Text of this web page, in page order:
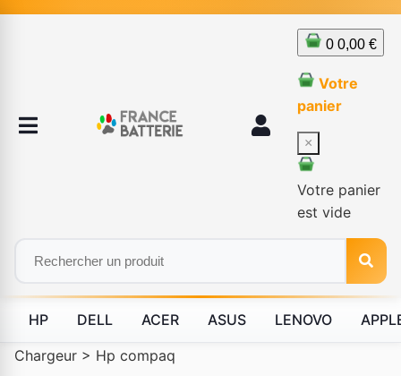
0 0,00 €
Votre
panier
×
Votre panier
est vide
HP DELL ACER ASUS LENOVO
Chargeur > Hp compaq